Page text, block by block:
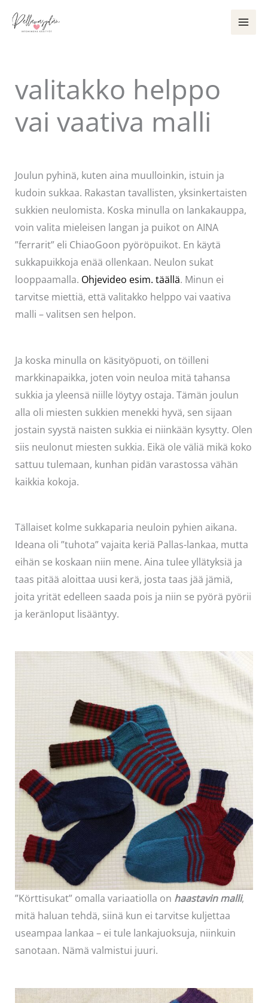
sisältöön
valitakko helppo
vai vaativa malli
Joulun pyhinä, kuten aina muulloinkin, istuin ja
kudoin sukkaa. Rakastan tavallisten, yksinkertaisten
sukkien neulomista. Koska minulla on lankakauppa,
voin valita mieleisen langan ja puikot on AINA
”ferrarit” eli ChiaoGoon pyöröpuikot. En käytä
sukkapuikkoja enää ollenkaan. Neulon sukat
looppaamalla. Ohjevideo esim. täällä. Minun ei
tarvitse miettiä, että valitakko helppo vai vaativa
malli – valitsen sen helpon.
Ja koska minulla on käsityöpuoti, on töilleni
markkinapaikka, joten voin neuloa mitä tahansa
sukkia ja yleensä niille löytyy ostaja. Tämän joulun
alla oli miesten sukkien menekki hyvä, sen sijaan
jostain syystä naisten sukkia ei niinkään kysytty. Olen
siis neulonut miesten sukkia. Eikä ole väliä mikä koko
sattuu tulemaan, kunhan pidän varastossa vähän
kaikkia kokoja.
Tällaiset kolme sukkaparia neuloin pyhien aikana.
Ideana oli ”tuhota” vajaita keriä Pallas-lankaa, mutta
eihän se koskaan niin mene. Aina tulee yllätyksiä ja
taas pitää aloittaa uusi kerä, josta taas jää jämiä,
joita yrität edelleen saada pois ja niin se pyörä pyörii
ja keränloput lisääntyy.
”Körttisukat” omalla variaatiolla on haastavin malli,
mitä haluan tehdä, siinä kun ei tarvitse kuljettaa
useampaa lankaa – ei tule lankajuoksuja, niinkuin
sanotaan. Nämä valmistui juuri.